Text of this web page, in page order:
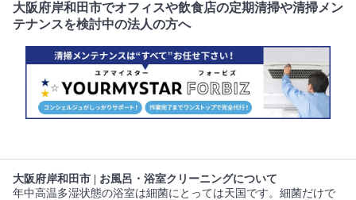
大阪府岸和田市でオフィスや飲食店の定期清掃や清掃メン
テナンスを検討中の法人の方へ
大阪府岸和田市 | お風呂・浴室クリーニングについて
年中高温多湿状態の浴室は細菌にとっては天国です。細菌だけで